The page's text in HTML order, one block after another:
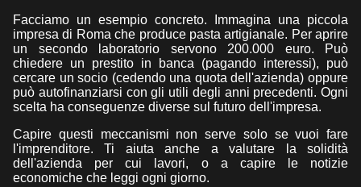
Facciamo un esempio concreto. Immagina una piccola
impresa di Roma che produce pasta artigianale. Per aprire
un secondo laboratorio servono 200.000 euro. Può
chiedere un prestito in banca (pagando interessi), può
cercare un socio (cedendo una quota dell'azienda) oppure
può autofinanziarsi con gli utili degli anni precedenti. Ogni
scelta ha conseguenze diverse sul futuro dell'impresa.
Capire questi meccanismi non serve solo se vuoi fare
l'imprenditore. Ti aiuta anche a valutare la solidità
dell'azienda per cui lavori, o a capire le notizie
economiche che leggi ogni giorno.